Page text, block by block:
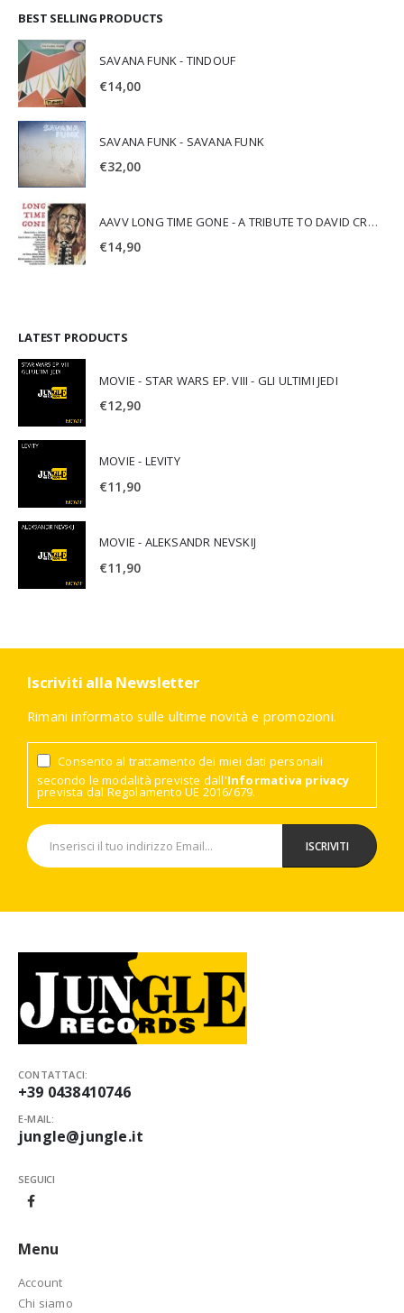
BEST SELLING PRODUCTS
SAVANA FUNK - TINDOUF
€14,00
SAVANA FUNK - SAVANA FUNK
€32,00
AAVV LONG TIME GONE - A TRIBUTE TO DAVID CROSBY
€14,90
LATEST PRODUCTS
MOVIE - STAR WARS EP. VIII - GLI ULTIMI JEDI
€12,90
MOVIE - LEVITY
€11,90
MOVIE - ALEKSANDR NEVSKIJ
€11,90
Iscriviti alla Newsletter
Rimani informato sulle ultime novità e promozioni.
Consento al trattamento dei miei dati personali
secondo le modalità previste dall'Informativa privacy
prevista dal Regolamento UE 2016/679.
CONTATTACI:
+39 0438410746
E-MAIL:
jungle@jungle.it
SEGUICI
Menu
Account
Chi siamo